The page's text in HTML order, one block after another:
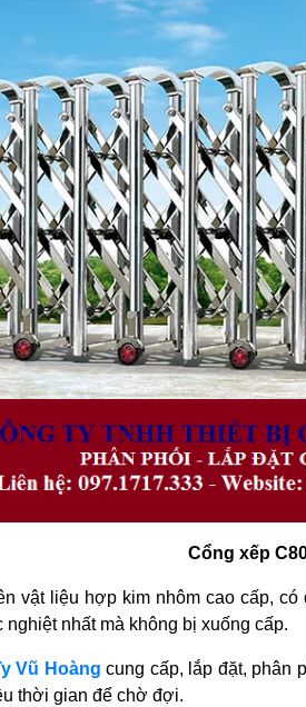
Cổng xếp
vật liệu hợp kim nhôm cao cấp,
nhất mà không bị xuống cấp.
Vũ Hoàng cung cấp, lắp đặt, phân
thời gian để chờ đợi.